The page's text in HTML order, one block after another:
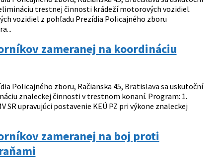
trestnej činnosti krádeží motorových vozidiel.
vozidiel z pohľadu Prezídia Policajného zboru
zameranej na koordináciu
Policajného zboru, Račianska 45, Bratislava sa uskutoční
znaleckej činnosti v trestnom konaní. Program: 1.
SR upravujúci postavenie KEÚ PZ pri výkone znaleckej
zameranej na boj proti